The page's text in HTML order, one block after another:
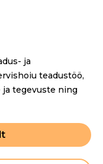
ja
teadustöö,
tegevuste ning